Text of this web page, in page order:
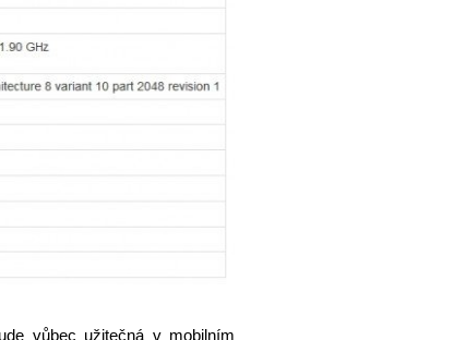
vůbec užitečná v mobilním